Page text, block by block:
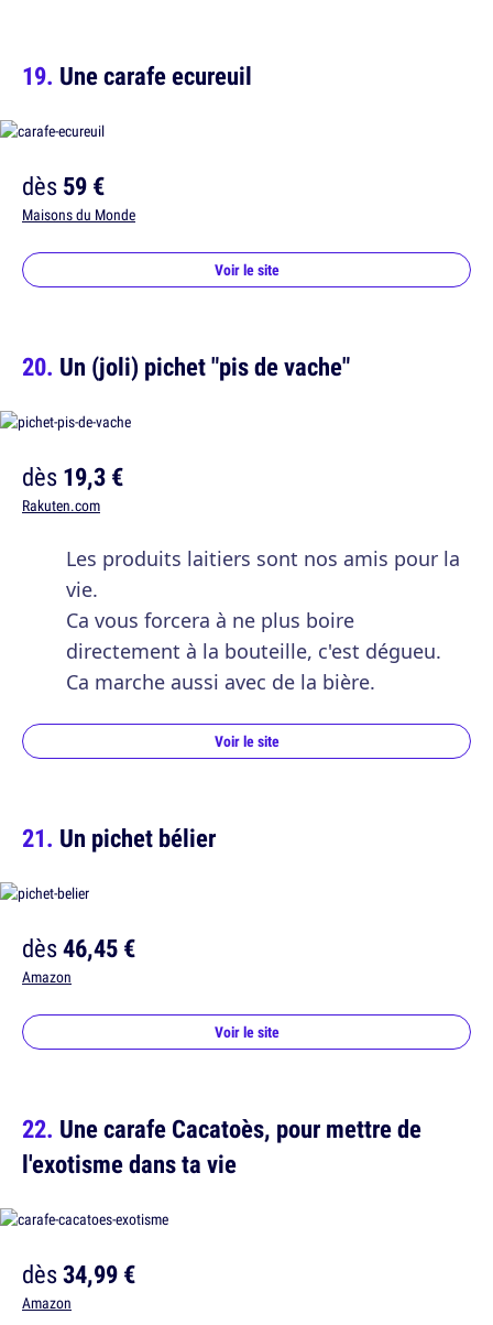
Une carafe ecureuil
dès59 €
Maisons du Monde
Voir le site
Un (joli) pichet "pis de vache"
dès19,3 €
Rakuten.com
Les produits laitiers sont nos amis pour la
vie.
Ca vous forcera à ne plus boire
directement à la bouteille, c'est dégueu.
Ca marche aussi avec de la bière.
Voir le site
Un pichet bélier
dès46,45 €
Amazon
Voir le site
Une carafe Cacatoès, pour mettre de
l'exotisme dans ta vie
dès34,99 €
Amazon